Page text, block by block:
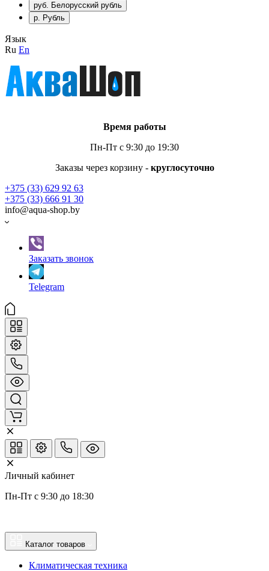
руб. Белорусский рубль
р. Рубль
Язык
Ru En
Время работы
Пн-Пт с 9:30 до 19:30
Заказы через корзину - круглосуточно
+375 (33) 629 92 63
+375 (33) 666 91 30
info@aqua-shop.by
Заказать звонок
Telegram
Личный кабинет
Пн-Пт с 9:30 до 18:30
Каталог товаров
Климатическая техника